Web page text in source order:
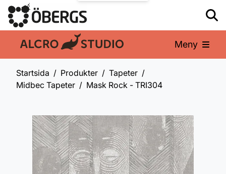
En del av: Meny
Startsida Produkter
Tapeter
Midbec Tapeter
Mask Rock - TRI304